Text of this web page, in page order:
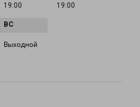
19:00 19:00
Выходной